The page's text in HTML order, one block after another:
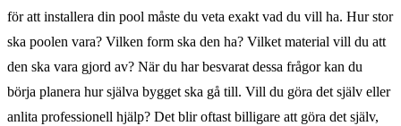
för att installera din pool måste du veta exakt vad du vill ha. Hur stor
ska poolen vara? Vilken form ska den ha? Vilket material vill du att
den ska vara gjord av? När du har besvarat dessa frågor kan du
börja planera hur själva bygget ska gå till. Vill du göra det själv eller
anlita professionell hjälp? Det blir oftast billigare att göra det själv,